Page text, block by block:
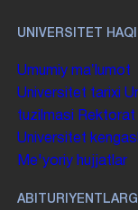
UNIVERSITET
Umumiy maʼlumot
Universitet tarixi
tuzilmasi
Rektorat
Universitet
Me'yoriy hujjatlar